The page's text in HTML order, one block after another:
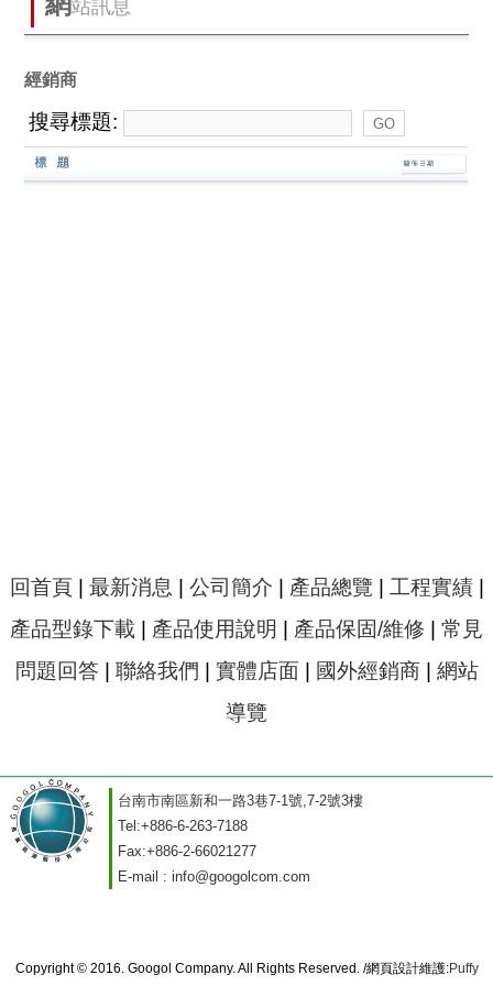
站訊息
經銷商
搜尋標題:
回首頁| 最新消息 | 公司簡介 | 產品總覽 | 工程實績 |
產品型錄下載 | 產品使用說明 | 產品保固/維修 | 常見
問題回答| 聯絡我們 | 實體店面| 國外經銷商| 網站
導覽
台南市南區新和一路3巷7-1號,7-2號3樓
Tel:+886-6-263-7188
Fax:+886-2-66021277
E-mail :info@googolcom.com
Copyright © 2016. Googol Company. All Rights Reserved. /網頁設計維護:Puffy